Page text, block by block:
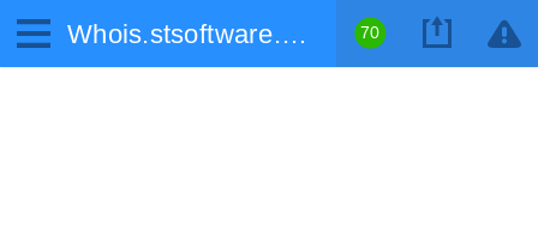
Whois.stsoftware.biz 70